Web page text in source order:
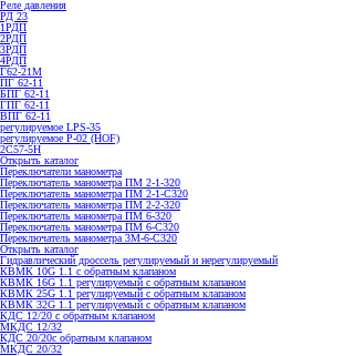
Реле давления
РД 23
1РДП
2РДП
3РДП
4РДП
Г62-21М
ПГ 62-11
БПГ 62-11
ГПГ 62-11
ВПГ 62-11
регулируемое LPS-35
регулируемое P-02 (HOF)
2С57-5Н
Открыть каталог
Переключатели манометра
Переключатель манометра ПМ 2-1-320
Переключатель манометра ПМ 2-1-С320
Переключатель манометра ПМ 2-2-320
Переключатель манометра ПМ 6-320
Переключатель манометра ПМ 6-С320
Переключатель манометра 3M-6-C320
Открыть каталог
Гидравлический дроссель регулируемый и нерегулируемый
КВМК 10G 1.1 с обратным клапаном
КВМК 16G 1.1 регулируемый с обратным клапаном
КВМК 25G 1.1 регулируемый с обратным клапаном
КВМК 32G 1.1 регулируемый с обратным клапаном
КДC 12/20 с обратным клапаном
МКДС 12/32
КДC 20/20с обратным клапаном
МКДС 20/32